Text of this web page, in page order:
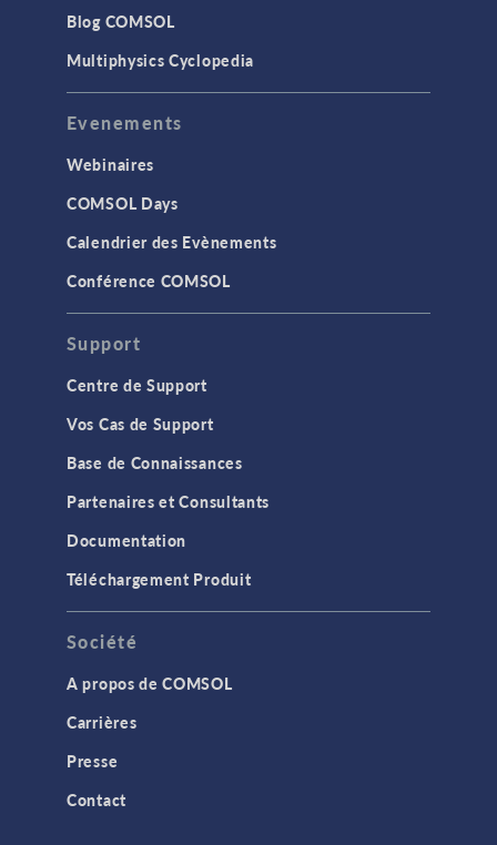
Blog COMSOL
Multiphysics Cyclopedia
Evenements
Webinaires
COMSOL Days
Calendrier des Evènements
Conférence COMSOL
Support
Centre de Support
Vos Cas de Support
Base de Connaissances
Partenaires et Consultants
Documentation
Téléchargement Produit
Société
A propos de COMSOL
Carrières
Presse
Contact